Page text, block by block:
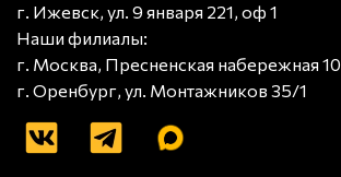
г. Ижевск, ул. 9 января 221, оф 1
Наши филиалы:
г. Москва, Пресненская набережная 10
г. Оренбург, ул. Монтажников 35/1